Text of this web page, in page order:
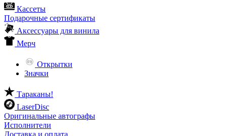
Кассеты
Подарочные сертификаты
Аксессуары для винила
Мерч
Открытки
Значки
Тараканы!
LaserDisc
Оригинальные автографы
Исполнители
Доставка и оплата